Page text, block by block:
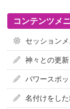
コンテンツメ
セッション
神々との更新
パワースポッ
名付けをし